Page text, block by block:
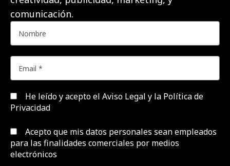
comunicación.
He leído y acepto el Aviso Legal y la Política de
Privacidad
Acepto que mis datos personales sean empleados
para las finalidades comerciales por medios
electrónicos